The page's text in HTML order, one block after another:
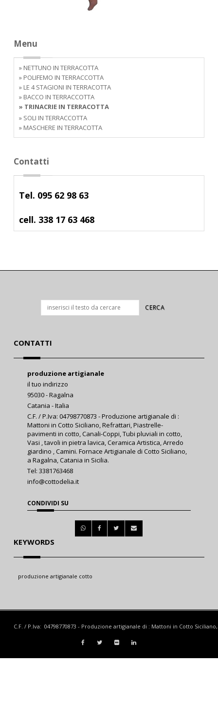
Menu
» NETTUNO IN TERRACOTTA
» POLIFEMO IN TERRACCOTTA
» LE 4 STAGIONI IN TERRACOTTA
» BACCO IN TERRACCOTTA
» TRINACRIE IN TERRACOTTA
» SOLI IN TERRACCOTTA
» MASCHERE IN TERRACOTTA
Contatti
Tel. 095 62 98 63
cell. 338 17 63 468
CONTATTI
produzione artigianale
il tuo indirizzo
95030 - Ragalna
Catania - Italia
C.F. / P.Iva: 04798770873 - Produzione artigianale di :
Mattoni in Cotto Siciliano, Refrattari, Piastrelle-
pavimenti in cotto, Canali-Coppi, Tubi pluviali in cotto,
Vasi , tavoli in pietra lavica, Ceramica Artistica, Arredo
giardino , Camini. Fornace Artigianale di Cotto Siciliano,
a Ragalna, Catania in Sicilia.
Tel: 3381763468
info@cottodelia.it
CONDIVIDI SU
KEYWORDS
produzione artigianale cotto
C.F. / P.Iva: 04798770873 - Produzione artigianale di : Mattoni in Cotto